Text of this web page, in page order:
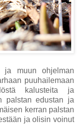
ja muun ohjelman
puuhailemaan
kalusteita ja
palstan edustan ja
kerran palstan
ja olisin voinut